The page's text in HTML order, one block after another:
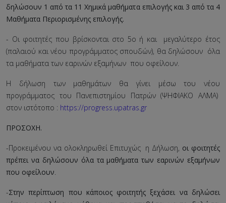
δηλώσουν 1 από τα 11 Χημικά μαθήματα επιλογής και 3 από τα 4
Μαθήματα Περιορισμένης επιλογής.
- Οι φοιτητές που βρίσκονται στο 5ο ή και μεγαλύτερο έτος
(παλαιού και νέου προγράμματος σπουδών), θα δηλώσουν όλα
τα μαθήματα των εαρινών εξαμήνων που οφείλουν.
Η δήλωση των μαθημάτων θα γίνει μέσω του νέου
προγράμματος του Πανεπιστημίου Πατρών (ΨΗΦΙΑΚΟ ΑΛΜΑ)
στον ιστότοπο : https://progress.upatras.gr
ΠΡΟΣΟΧΗ.
-Προκειμένου να ολοκληρωθεί Επιτυχώς η Δήλωση, οι φοιτητές
πρέπει να δηλώσουν όλα τα μαθήματα των εαρινών εξαμήνων
που οφείλουν.
-Στην περίπτωση που κάποιος φοιτητής ξεχάσει να δηλώσει